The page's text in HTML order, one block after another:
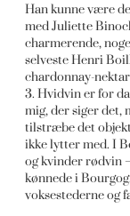
Han kunne være
med Juliette
charmerende,
selveste Henri
chardonnay-
3. Hvidvin er for
mig, der siger det,
tilstræbe det
ikke lytter med. I
og kvinder rødvin
kønnede i
voksestederne og